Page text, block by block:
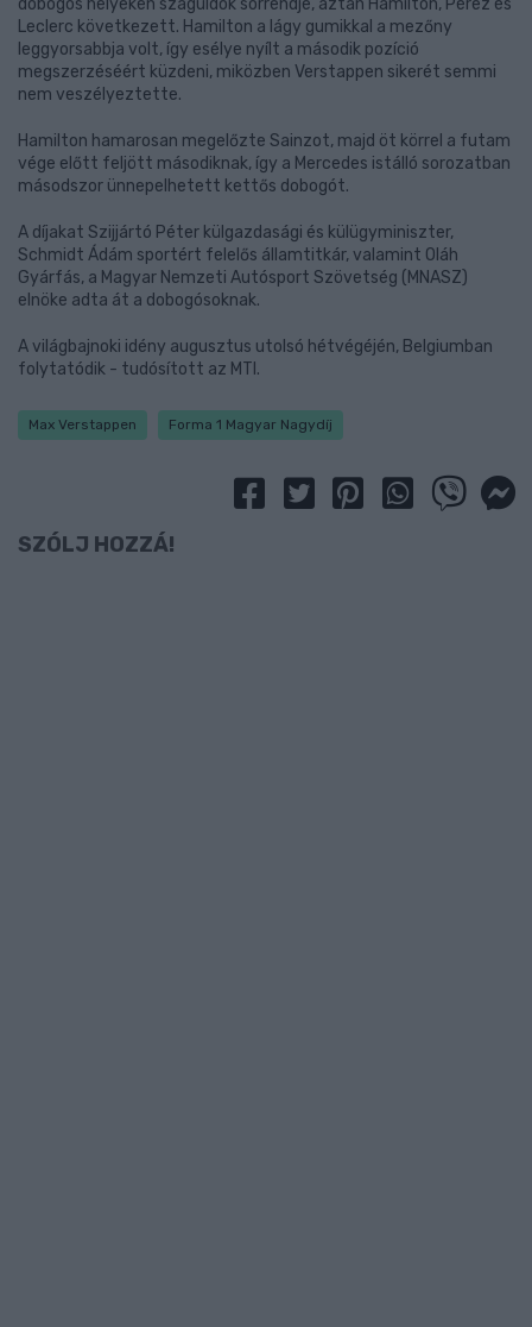
dobogós helyeken száguldók sorrendje, aztán Hamilton, Pérez és
Leclerc következett. Hamilton a lágy gumikkal a mezőny
leggyorsabbja volt, így esélye nyílt a második pozíció
megszerzéséért küzdeni, miközben Verstappen sikerét semmi
nem veszélyeztette.
Hamilton hamarosan megelőzte Sainzot, majd öt körrel a futam
vége előtt feljött másodiknak, így a Mercedes istálló sorozatban
másodszor ünnepelhetett kettős dobogót.
A díjakat Szijjártó Péter külgazdasági és külügyminiszter,
Schmidt Ádám sportért felelős államtitkár, valamint Oláh
Gyárfás, a Magyar Nemzeti Autósport Szövetség (MNASZ)
elnöke adta át a dobogósoknak.
A világbajnoki idény augusztus utolsó hétvégéjén, Belgiumban
folytatódik - tudósított az MTI.
Max Verstappen Forma 1 Magyar Nagydíj
SZÓLJ HOZZÁ!